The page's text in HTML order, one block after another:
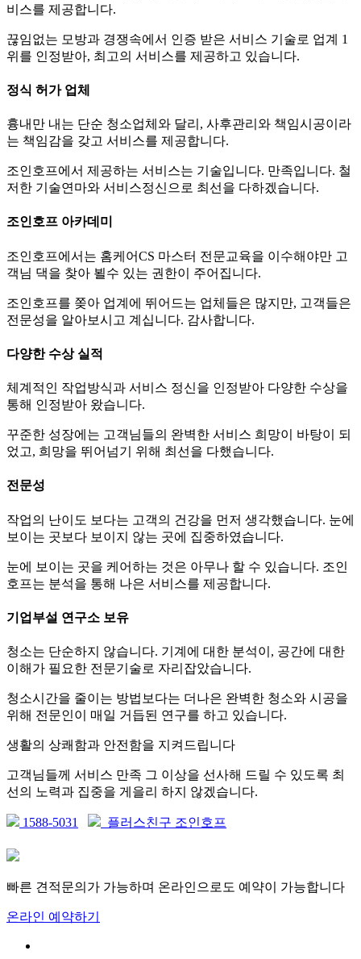
비스를 제공합니다.
끊임없는 모방과 경쟁속에서 인증 받은 서비스 기술로 업계 1
위를 인정받아, 최고의 서비스를 제공하고 있습니다.
정식 허가 업체
흉내만 내는 단순 청소업체와 달리, 사후관리와 책임시공이라
는 책임감을 갖고 서비스를 제공합니다.
조인호프에서 제공하는 서비스는 기술입니다. 만족입니다. 철
저한 기술연마와 서비스정신으로 최선을 다하겠습니다.
조인호프 아카데미
조인호프에서는 홈케어CS 마스터 전문교육을 이수해야만 고
객님 댁을 찾아 뵐수 있는 권한이 주어집니다.
조인호프를 쫒아 업계에 뛰어드는 업체들은 많지만, 고객들은
전문성을 알아보시고 계십니다. 감사합니다.
다양한 수상 실적
체계적인 작업방식과 서비스 정신을 인정받아 다양한 수상을
통해 인정받아 왔습니다.
꾸준한 성장에는 고객님들의 완벽한 서비스 희망이 바탕이 되
었고, 희망을 뛰어넘기 위해 최선을 다했습니다.
전문성
작업의 난이도 보다는 고객의 건강을 먼저 생각했습니다. 눈에
보이는 곳보다 보이지 않는 곳에 집중하였습니다.
눈에 보이는 곳을 케어하는 것은 아무나 할 수 있습니다. 조인
호프는 분석을 통해 나은 서비스를 제공합니다.
기업부설 연구소 보유
청소는 단순하지 않습니다. 기계에 대한 분석이, 공간에 대한
이해가 필요한 전문기술로 자리잡았습니다.
청소시간을 줄이는 방법보다는 더나은 완벽한 청소와 시공을
위해 전문인이 매일 거듭된 연구를 하고 있습니다.
생활의 상쾌함과 안전함을 지켜드립니다
고객님들께 서비스 만족 그 이상을 선사해 드릴 수 있도록 최
선의 노력과 집중을 게을리 하지 않겠습니다.
1588-5031 플러스친구 조인호프
빠른 견적문의가 가능하며 온라인으로도 예약이 가능합니다
온라인 예약하기